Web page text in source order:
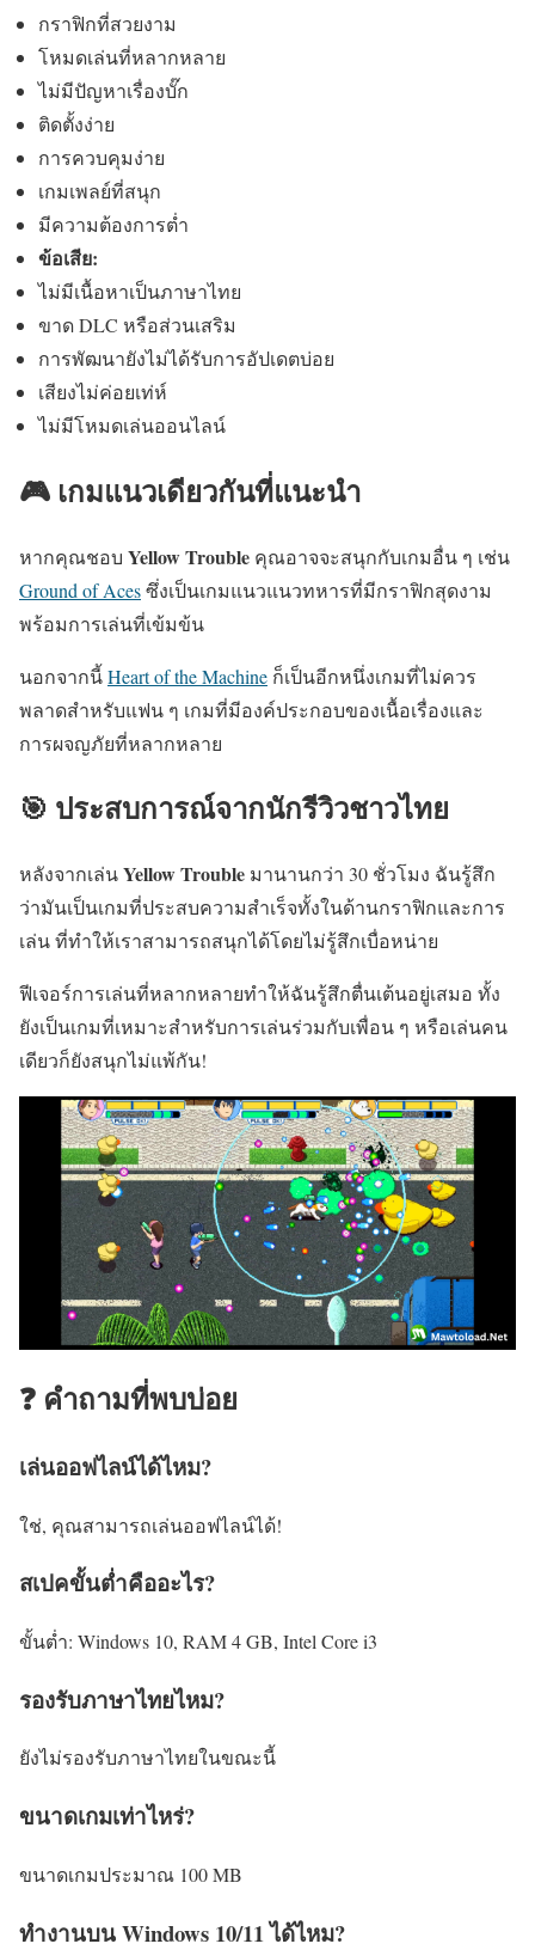
กราฟิกที่สวยงาม
โหมดเล่นที่หลากหลาย
ไม่มีปัญหาเรื่องบั๊ก
ติดตั้งง่าย
การควบคุมง่าย
เกมเพลย์ที่สนุก
มีความต้องการต่ำ
ข้อเสีย:
ไม่มีเนื้อหาเป็นภาษาไทย
ขาด DLC หรือส่วนเสริม
การพัฒนายังไม่ได้รับการอัปเดตบ่อย
เสียงไม่ค่อยเท่ห์
ไม่มีโหมดเล่นออนไลน์
🎮 เกมแนวเดียวกันที่แนะนำ
หากคุณชอบ Yellow Trouble คุณอาจจะสนุกกับเกมอื่น ๆ เช่น
Ground of Acesซึ่งเป็นเกมแนวแนวทหารที่มีกราฟิกสุดงาม
พร้อมการเล่นที่เข้มข้น
นอกจากนี้Heart of the Machine ก็เป็นอีกหนึ่งเกมที่ไม่ควร
พลาดสำหรับแฟน ๆ เกมที่มีองค์ประกอบของเนื้อเรื่องและ
การผจญภัยที่หลากหลาย
🎯 ประสบการณ์จากนักรีวิวชาวไทย
หลังจากเล่นYellow Trouble มานานกว่า 30 ชั่วโมง ฉันรู้สึก
ว่ามันเป็นเกมที่ประสบความสำเร็จทั้งในด้านกราฟิกและการ
เล่น ที่ทำให้เราสามารถสนุกได้โดยไม่รู้สึกเบื่อหน่าย
ฟีเจอร์การเล่นที่หลากหลายทำให้ฉันรู้สึกตื่นเต้นอยู่เสมอ ทั้ง
ยังเป็นเกมที่เหมาะสำหรับการเล่นร่วมกับเพื่อน ๆ หรือเล่นคน
เดียวก็ยังสนุกไม่แพ้กัน!
❓ คำถามที่พบบ่อย
เล่นออฟไลน์ได้ไหม?
ใช่, คุณสามารถเล่นออฟไลน์ได้!
สเปคขั้นต่ำคืออะไร?
ขั้นต่ำ: Windows 10, RAM 4 GB, Intel Core i3
รองรับภาษาไทยไหม?
ยังไม่รองรับภาษาไทยในขณะนี้
ขนาดเกมเท่าไหร่?
ขนาดเกมประมาณ 100 MB
ทำงานบน Windows 10/11 ได้ไหม?